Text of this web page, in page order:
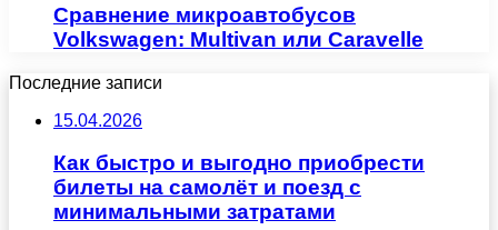
Сравнение микроавтобусов
Volkswagen: Multivan или Caravelle
Последние записи
15.04.2026
Как быстро и выгодно приобрести
билеты на самолёт и поезд с
минимальными затратами